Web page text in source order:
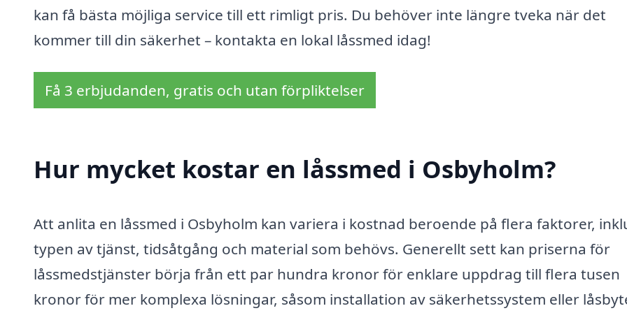
kan få bästa möjliga service till ett rimligt pris. Du behöver inte längre tveka när det
kommer till din säkerhet – kontakta en lokal låssmed idag!
Få 3 erbjudanden, gratis och utan förpliktelser
Hur mycket kostar en låssmed i Osbyholm?
Att anlita en låssmed i Osbyholm kan variera i kostnad beroende på flera faktorer,
typen av tjänst, tidsåtgång och material som behövs. Generellt sett kan priserna för
låssmedstjänster börja från ett par hundra kronor för enklare uppdrag till flera tusen
kronor för mer komplexa lösningar, såsom installation av säkerhetssystem eller